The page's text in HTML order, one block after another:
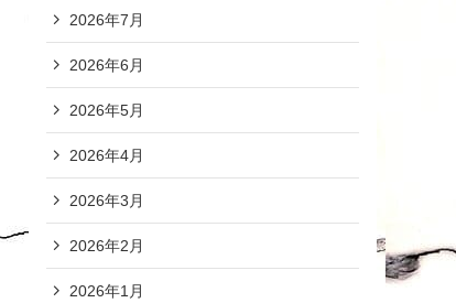
2026年7月
2026年6月
2026年5月
2026年4月
2026年3月
2026年2月
2026年1月